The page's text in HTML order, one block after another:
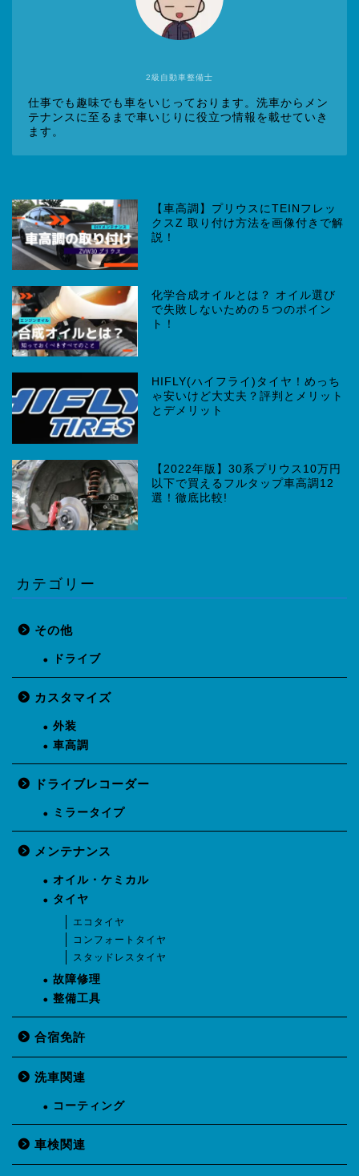
2級自動車整備士
仕事でも趣味でも車をいじっております。洗車からメン
テナンスに至るまで車いじりに役立つ情報を載せていき
ます。
【車高調】プリウスにTEINフレッ
クスZ 取り付け方法を画像付きで解
説！
化学合成オイルとは？ オイル選び
で失敗しないための５つのポイン
ト！
HIFLY(ハイフライ)タイヤ！めっち
ゃ安いけど大丈夫？評判とメリット
とデメリット
【2022年版】30系プリウス10万円
以下で買えるフルタップ車高調12
選！徹底比較!
カテゴリー
その他
ドライブ
カスタマイズ
外装
車高調
ドライブレコーダー
ミラータイプ
メンテナンス
オイル・ケミカル
タイヤ
エコタイヤ
コンフォートタイヤ
スタッドレスタイヤ
故障修理
整備工具
合宿免許
洗車関連
コーティング
車検関連